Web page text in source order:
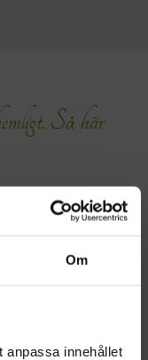
Om
anpassa innehållet
Så här